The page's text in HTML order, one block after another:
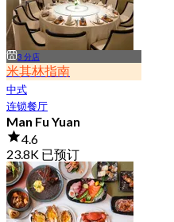
3 分店
米其林指南
中式
连锁餐厅
Man Fu Yuan
4.6
23.8K 已预订
起฿ 598